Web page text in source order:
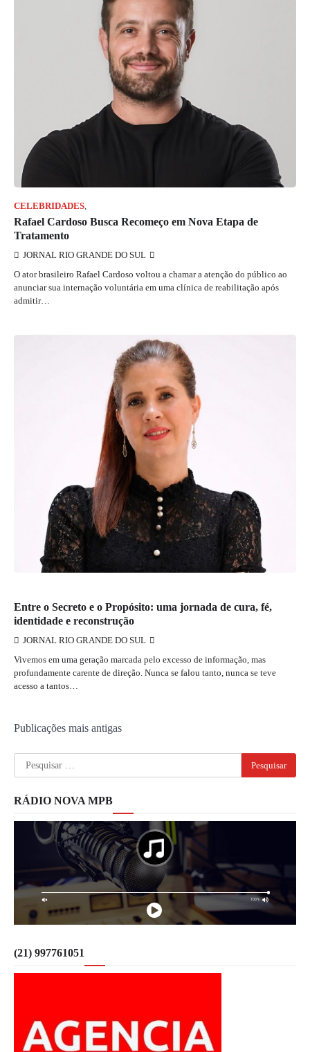
CELEBRIDADES,
Rafael Cardoso Busca Recomeço em Nova Etapa de
Tratamento
JORNAL RIO GRANDE DO SUL
O ator brasileiro Rafael Cardoso voltou a chamar a atenção do público ao
anunciar sua internação voluntária em uma clínica de reabilitação após
admitir…
Entre o Secreto e o Propósito: uma jornada de cura, fé,
identidade e reconstrução
JORNAL RIO GRANDE DO SUL
Vivemos em uma geração marcada pelo excesso de informação, mas
profundamente carente de direção. Nunca se falou tanto, nunca se teve
acesso a tantos…
Navegação
por
posts
Publicações mais antigas
Pesquisar
por:
RÁDIO NOVA MPB
(21) 997761051